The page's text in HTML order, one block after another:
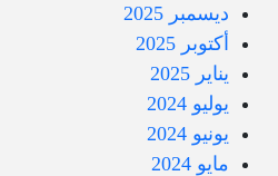
ديسمبر 2025
أكتوبر 2025
يناير 2025
يوليو 2024
يونيو 2024
مايو 2024